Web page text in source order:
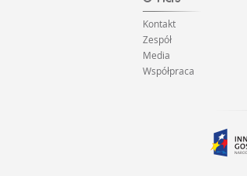
Kontakt
Zespół
Media
Współpraca